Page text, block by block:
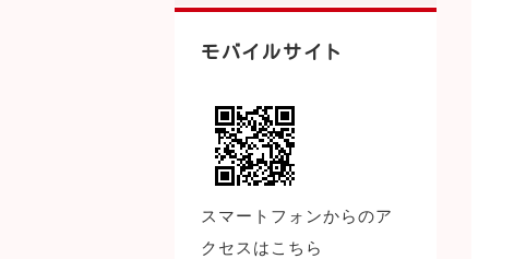
モバイルサイト
スマートフォンからのア
クセスはこちら